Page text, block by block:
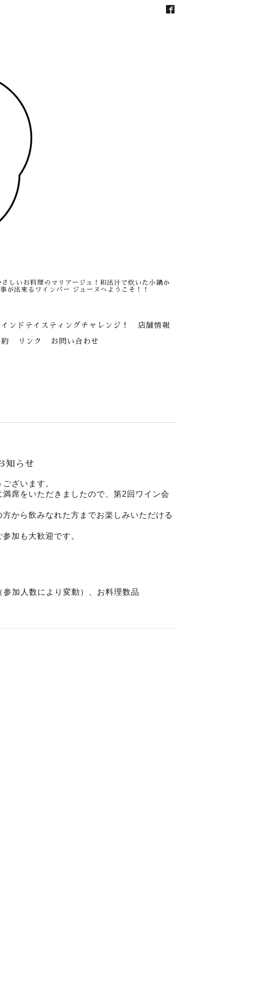
しいお料理のマリアージュ！和出汁で炊いた小鍋か
が出来るワインバー ジューヌへようこそ！！
インドテイスティングチャレンジ！ 店舗情報
リンク お問い合わせ
知らせ
ざいます。
席をいただきましたので、第2回ワイン会
から飲みなれた方までお楽しみいただける
加も大歓迎です。
加人数により変動）、お料理数品